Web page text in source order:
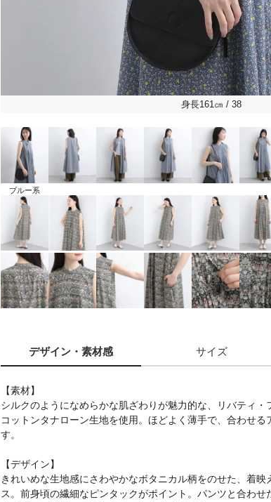
身長161㎝ / 38
ブルー系
デザイン ・素材感 サイズ
【素材】
シルクのようになめらかな肌ざわりが魅力的な、リバティ
コットンタナローン生地を使用。ほどよく薄手で、合わせる
す。
【デザイン】
きれいめな生地感にさわやかなボタニカル柄をのせた、着
ス。前身頃の繊細なピンタックがポイント。パンツと合わせ